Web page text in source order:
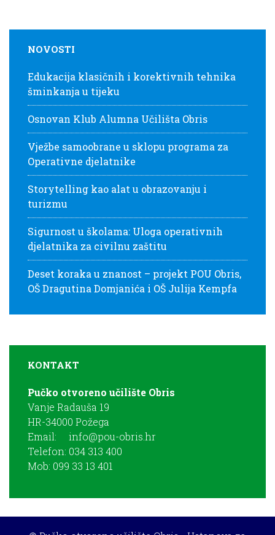
NOVOSTI
Edukacija klasičnih i korektivnih tehnika
šminkanja u tijeku
Osnovan Klub Alumna Učilišta Obris
Vježbe samoobrane u sklopu programa za
Operativne djelatnike
Storytelling kao alat u obrazovanju i
turizmu
Sigurnost u školama: Uloga operativnih
djelatnika za civilnu zaštitu
Deset koraka u znanost – projekt POU Obris,
OŠ Dragutina Domjanića i OŠ Julija Kempfa
KONTAKT
Pučko otvoreno učilište Obris
Vanje Radauša 19
HR-34000 Požega
Email: info@pou-obris.hr
Telefon: 034 313 400
Mob: 099 33 13 401